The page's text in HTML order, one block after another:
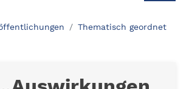
Thematisch geordnet